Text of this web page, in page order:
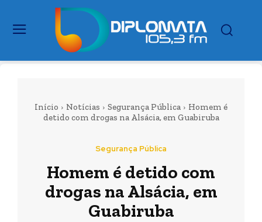
Início Notícias Segurança Pública
Homem é
detido com drogas na Alsácia, em Guabiruba
Segurança Pública
Homem é detido com
drogas na Alsácia, em
Guabiruba